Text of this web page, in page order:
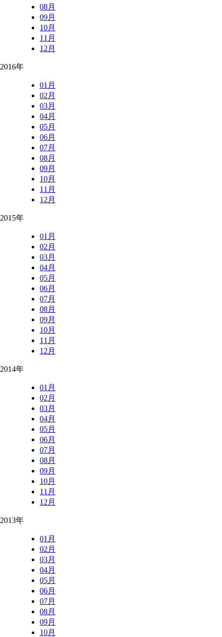
08月
09月
10月
11月
12月
2016年
01月
02月
03月
04月
05月
06月
07月
08月
09月
10月
11月
12月
2015年
01月
02月
03月
04月
05月
06月
07月
08月
09月
10月
11月
12月
2014年
01月
02月
03月
04月
05月
06月
07月
08月
09月
10月
11月
12月
2013年
01月
02月
03月
04月
05月
06月
07月
08月
09月
10月